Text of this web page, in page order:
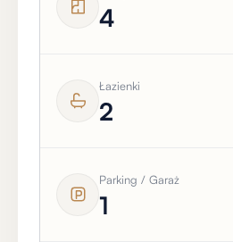
4
Łazienki
2
Parking / Garaż
1